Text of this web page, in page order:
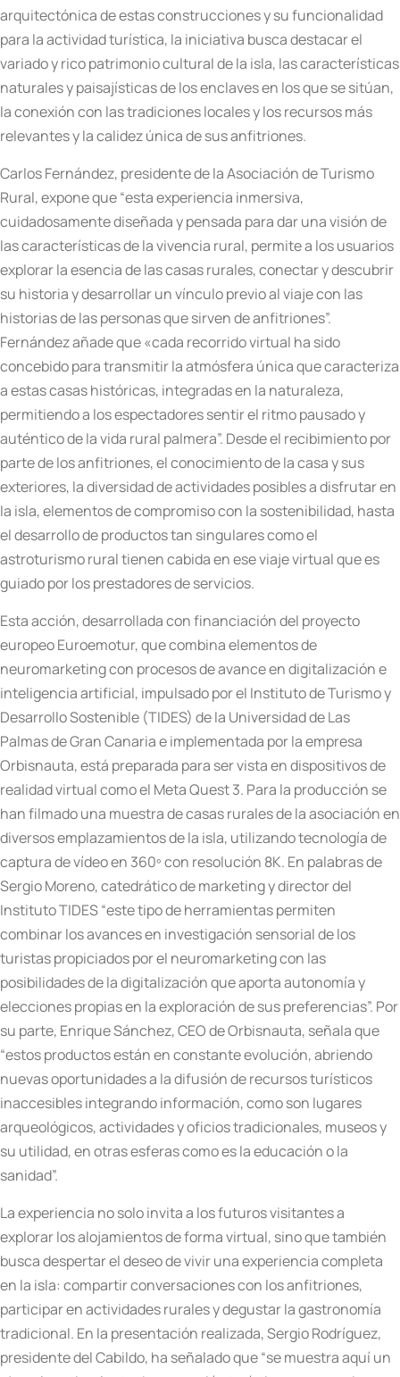
arquitectónica de estas construcciones y su funcionalidad
para la actividad turística, la iniciativa busca destacar el
variado y rico patrimonio cultural de la isla, las características
naturales y paisajísticas de los enclaves en los que se sitúan,
la conexión con las tradiciones locales y los recursos más
relevantes y la calidez única de sus anfitriones.
Carlos Fernández, presidente de la Asociación de Turismo
Rural, expone que “esta experiencia inmersiva,
cuidadosamente diseñada y pensada para dar una visión de
las características de la vivencia rural, permite a los usuarios
explorar la esencia de las casas rurales, conectar y descubrir
su historia y desarrollar un vínculo previo al viaje con las
historias de las personas que sirven de anfitriones”.
Fernández añade que «cada recorrido virtual ha sido
concebido para transmitir la atmósfera única que caracteriza
a estas casas históricas, integradas en la naturaleza,
permitiendo a los espectadores sentir el ritmo pausado y
auténtico de la vida rural palmera”. Desde el recibimiento por
parte de los anfitriones, el conocimiento de la casa y sus
exteriores, la diversidad de actividades posibles a disfrutar en
la isla, elementos de compromiso con la sostenibilidad, hasta
el desarrollo de productos tan singulares como el
astroturismo rural tienen cabida en ese viaje virtual que es
guiado por los prestadores de servicios.
Esta acción, desarrollada con financiación del proyecto
europeo Euroemotur, que combina elementos de
neuromarketing con procesos de avance en digitalización e
inteligencia artificial, impulsado por el Instituto de Turismo y
Desarrollo Sostenible (TIDES) de la Universidad de Las
Palmas de Gran Canaria e implementada por la empresa
Orbisnauta, está preparada para ser vista en dispositivos de
realidad virtual como el Meta Quest 3. Para la producción se
han filmado una muestra de casas rurales de la asociación en
diversos emplazamientos de la isla, utilizando tecnología de
captura de vídeo en 360º con resolución 8K. En palabras de
Sergio Moreno, catedrático de marketing y director del
Instituto TIDES “este tipo de herramientas permiten
combinar los avances en investigación sensorial de los
turistas propiciados por el neuromarketing con las
posibilidades de la digitalización que aporta autonomía y
elecciones propias en la exploración de sus preferencias”. Por
su parte, Enrique Sánchez, CEO de Orbisnauta, señala que
“estos productos están en constante evolución, abriendo
nuevas oportunidades a la difusión de recursos turísticos
inaccesibles integrando información, como son lugares
arqueológicos, actividades y oficios tradicionales, museos y
su utilidad, en otras esferas como es la educación o la
sanidad”.
La experiencia no solo invita a los futuros visitantes a
explorar los alojamientos de forma virtual, sino que también
busca despertar el deseo de vivir una experiencia completa
en la isla: compartir conversaciones con los anfitriones,
participar en actividades rurales y degustar la gastronomía
tradicional. En la presentación realizada, Sergio Rodríguez,
presidente del Cabildo, ha señalado que “se muestra aquí un